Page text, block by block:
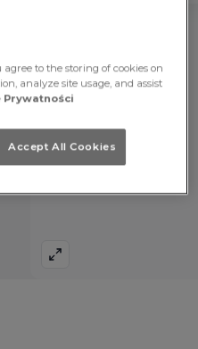
agree to the storing of cookies on
analyze site usage, and assist
Prywatności
Accept All Cookies